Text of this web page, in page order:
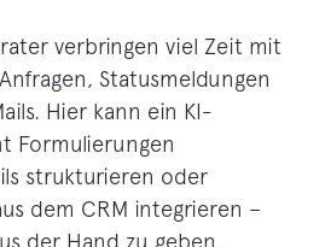
verbringen viel Zeit mit
Statusmeldungen
Hier kann ein KI-
Formulierungen
strukturieren oder
dem CRM integrieren –
der Hand zu geben.